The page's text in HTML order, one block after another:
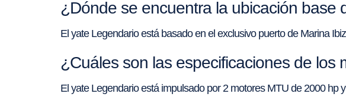
¿Dónde se encuentra la ubicación base
El yate Legendario está basado en el exclusivo puerto de Marina
¿Cuáles son las especificaciones de los
El yate Legendario está impulsado por 2 motores MTU de 2000 hp